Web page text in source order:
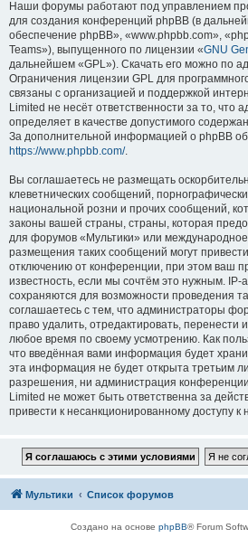
Наши форумы работают под управлением
для создания конференций phpBB (в
обеспечение phpBB», «www.phpbb.com»,
Teams»), выпущенного по лицензии «GNU
дальнейшем «GPL»). Скачать его можно по
Ограничения лицензии GPL для
связаны с организацией и поддержкой
Limited не несёт ответственности за то, что
определяет в качестве допустимого
За дополнительной информацией о phpBB
https://www.phpbb.com/.
Вы соглашаетесь не размещать
клеветнических сообщений,
национальной розни и прочих сообщений,
законы вашей страны, страны, которая
для форумов «Мультики» или
размещения таких сообщений могут
отключению от конференции, при этом ваш
известность, если мы сочтём это нужным. IP-
сохраняются для возможности проведения
соглашаетесь с тем, что администраторы
право удалить, отредактировать, перенести
любое время по своему усмотрению. Как
что введённая вами информация будет
эта информация не будет открыта третьим
разрешения, ни администрация
Limited не может быть ответственна за
привести к несанкционированному доступу к
Мультики Список форумов
Создано на основе phpBB® Forum